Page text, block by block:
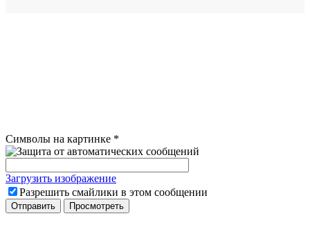
Символы на картинке *
Загрузить изображение
Разрешить смайлики в этом сообщении